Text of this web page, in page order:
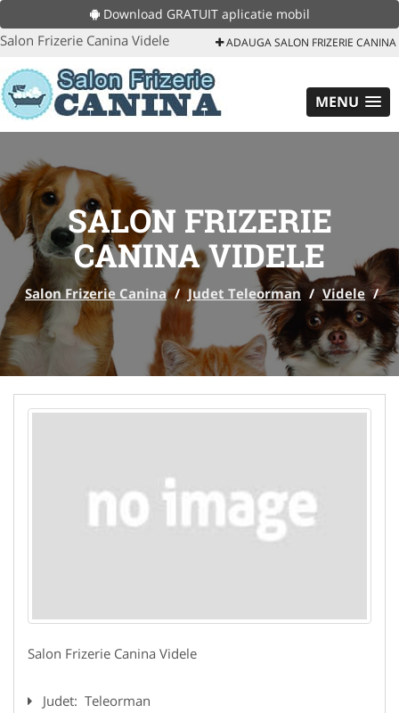
Download GRATUIT aplicatie mobil
Salon Frizerie Canina Videle ADAUGA SALON FRIZERIE CANINA
MENU
SALON FRIZERIE
CANINA VIDELE
Salon Frizerie Canina / Judet Teleorman / Videle /
Salon Frizerie Canina Videle
Judet: Teleorman